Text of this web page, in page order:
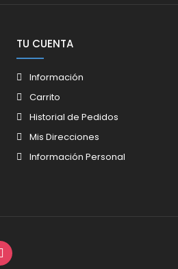
TU CUENTA
Información
Carrito
Historial de Pedidos
Mis Direcciones
Información Personal